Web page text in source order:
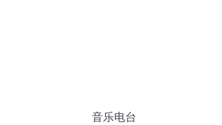
音乐电台